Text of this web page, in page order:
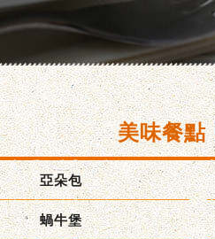
美味餐點
亞朵包
蝸牛堡